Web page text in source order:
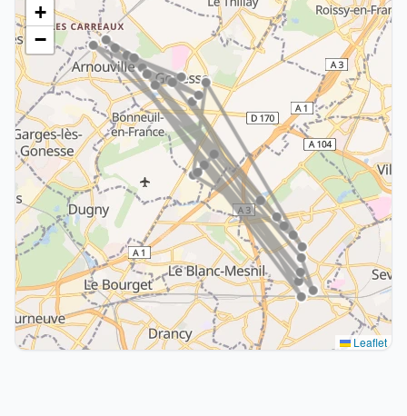
+
−
Leaflet